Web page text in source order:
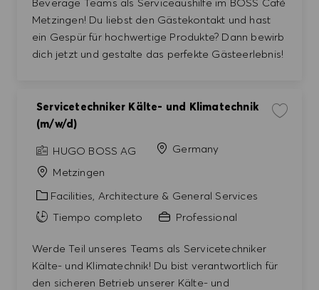
Metzingen! Du liebst den Gästekontakt und hast
ein Gespür für hochwertige Produkte? Dann bewirb
dich jetzt und gestalte das perfekte Gästeerlebnis!
Servicetechniker Kälte- und Klimatechnik
(m/w/d)
HUGO BOSS AG
Germany
Metzingen
Categoría
Facilities, Architecture & General Services
Tiempo completo
Professional
Werde Teil unseres Teams als Servicetechniker
Kälte- und Klimatechnik! Du bist verantwortlich für
den sicheren Betrieb unserer Kälte- und
Guardar